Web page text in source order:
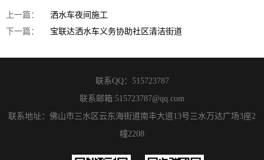
上一篇：
洒水车夜间施工
下一篇：
宝联达洒水车义务协助社区清洁街道
联系QQ： 515723787
联系邮箱:515723787@qq.com
联系地址：佛山市三水区云东海街道南丰大道13号三水万达广场3座2
幢2208